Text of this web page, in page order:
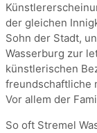
der gleichen
Sohn der Stadt,
Wasserburg zur
künstlerischen
freundschaftliche
Vor allem der
So oft Stremel